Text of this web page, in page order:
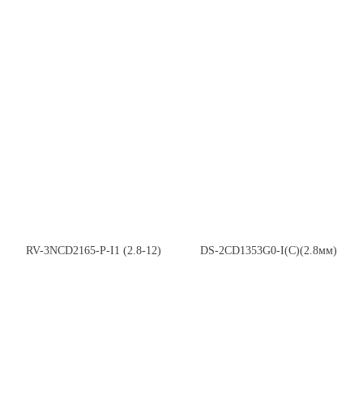
RV-3NCD2165-P-I1 (2.8-12) DS-2CD1353G0-I(C)(2.8мм)